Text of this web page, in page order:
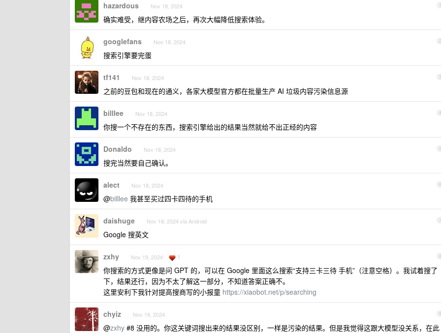
1
hazardous Nov 18, 2024
确实难受，继内容农场之后，再次大幅降低搜索体验。
2
googlefans Nov 18, 2024
搜索引擎要完蛋
3
tf141 Nov 18, 2024
之前的豆包和现在的通义，各家大模型官方都在批量生产 AI 垃圾内容污染信息源
4
billlee Nov 18, 2024
你搜一个不存在的东西，搜索引擎给出的结果当然就给不出正经的内容
5
Donaldo Nov 18, 2024
搜完当然要自己确认。
6
alect Nov 18, 2024
@billlee 我甚至买过四卡四待的手机
7
daishuge Nov 18, 2024 via Android
Google 搜英文
8
zxhy Nov 19, 2024 1
你搜索的方式更像是问 GPT 的，可以在 Google 里面这么搜索“支持三卡三待 手机”（注意空格）。我试着搜了
下，结果还行，因为不太了解这一部分，不知道答案正确不。
这里安利下我针对提高搜商写的小报童 https://xiaobot.net/p/searching
9
chyiz Nov 19, 2024
@zxhy #8 没用的。你这关键词搜出来的结果没区别，一样是污染的结果。但是我觉得这跟大模型没关系，在此